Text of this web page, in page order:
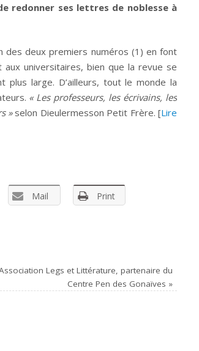
redonner ses lettres de noblesse à
des deux premiers numéros (1) en font
universitaires, bien que la revue se
plus large. D’ailleurs, tout le monde la
« Les professeurs, les écrivains, les
»selon Dieulermesson Petit Frère. [Lire
Mail Print
Legs et Littérature, partenaire du
Centre Pen des Gonaïves »